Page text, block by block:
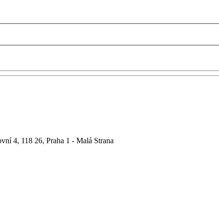
4, 118 26, Praha 1 - Malá Strana